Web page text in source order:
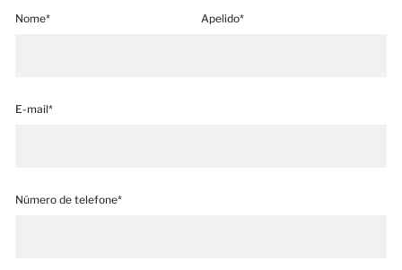
Nome* Apelido*
E-mail*
Número de telefone*